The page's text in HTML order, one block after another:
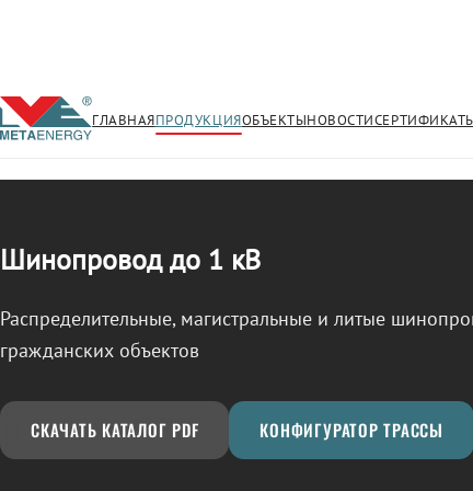
ГЛАВНАЯПРОДУКЦИЯОБЪЕКТЫНОВОСТИ
← Продукция/ШИНОПРОВОД
Шинопровод до 1 кВ
Распределительные, магистральные и литые
гражданских объектов
СКАЧАТЬ КАТАЛОГ PDF КОНФИГУРАТОР ТРАССЫ